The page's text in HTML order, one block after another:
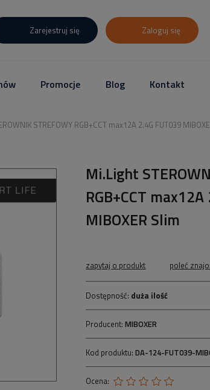
Zarejestruj się Zaloguj się
Promocje Blog Kontakt
STREFOWY RGB+CCT max12A 2.4G FUT039
Mi.Light
RGB+CCT
MIBOXER Slim
zapytaj o produkt poleć
Dostępność: duża ilość
Producent:MIBOXER
Kod produktu: DA-124-FUT039-
Ocena: